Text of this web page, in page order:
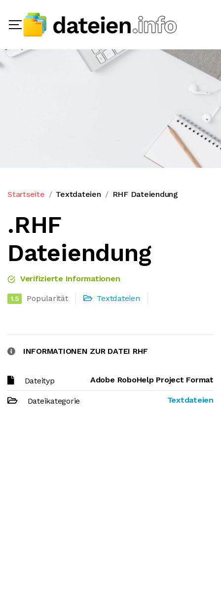
Startseite Textdateien RHF Dateiendung
.RHF
Dateiendung
Verifizierte Informationen
1.5 Popularität Textdateien
INFORMATIONEN ZUR DATEI RHF
Dateityp Adobe RoboHelp Project Format
Dateikategorie Textdateien